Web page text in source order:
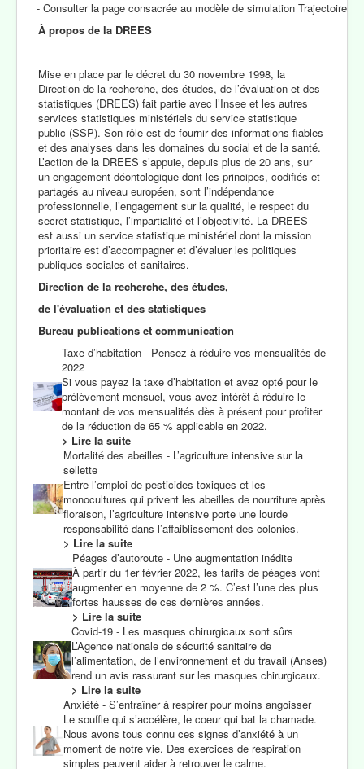
- Consulter la page consacrée au modèle de simulation Trajectoire
À propos de la DREES
Mise en place par le décret du 30 novembre 1998, la
Direction de la recherche, des études, de l’évaluation et des
statistiques (DREES) fait partie avec l’Insee et les autres
services statistiques ministériels du service statistique
public (SSP). Son rôle est de fournir des informations fiables
et des analyses dans les domaines du social et de la santé.
L’action de la DREES s’appuie, depuis plus de 20 ans, sur
un engagement déontologique dont les principes, codifiés et
partagés au niveau européen, sont l’indépendance
professionnelle, l’engagement sur la qualité, le respect du
secret statistique, l’impartialité et l’objectivité. La DREES
est aussi un service statistique ministériel dont la mission
prioritaire est d’accompagner et d’évaluer les politiques
publiques sociales et sanitaires.
Direction de la recherche, des études,
de l'évaluation et des statistiques
Bureau publications et communication
Taxe d’habitation - Pensez à réduire vos mensualités de
2022
Si vous payez la taxe d’habitation et avez opté pour le
prélèvement mensuel, vous avez intérêt à réduire le
montant de vos mensualités dès à présent pour profiter
de la réduction de 65 % applicable en 2022.
> Lire la suite
Mortalité des abeilles - L’agriculture intensive sur la
sellette
Entre l’emploi de pesticides toxiques et les
monocultures qui privent les abeilles de nourriture après
floraison, l’agriculture intensive porte une lourde
responsabilité dans l’affaiblissement des colonies.
> Lire la suite
Péages d’autoroute - Une augmentation inédite
À partir du 1er février 2022, les tarifs de péages vont
augmenter en moyenne de 2 %. C’est l’une des plus
fortes hausses de ces dernières années.
> Lire la suite
Covid-19 - Les masques chirurgicaux sont sûrs
L’Agence nationale de sécurité sanitaire de
l’alimentation, de l’environnement et du travail (Anses)
rend un avis rassurant sur les masques chirurgicaux.
> Lire la suite
Anxiété - S’entraîner à respirer pour moins angoisser
Le souffle qui s’accélère, le coeur qui bat la chamade.
Nous avons tous connu ces signes d’anxiété à un
moment de notre vie. Des exercices de respiration
simples peuvent aider à retrouver le calme.